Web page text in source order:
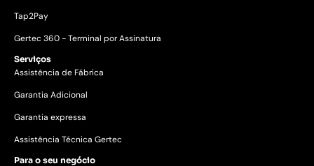
Tap2Pay
Gertec 360 - Terminal por Assinatura
Serviços
Assistência de Fábrica
Garantia Adicional
Garantia expressa
Assistência Técnica Gertec
Para o seu negócio